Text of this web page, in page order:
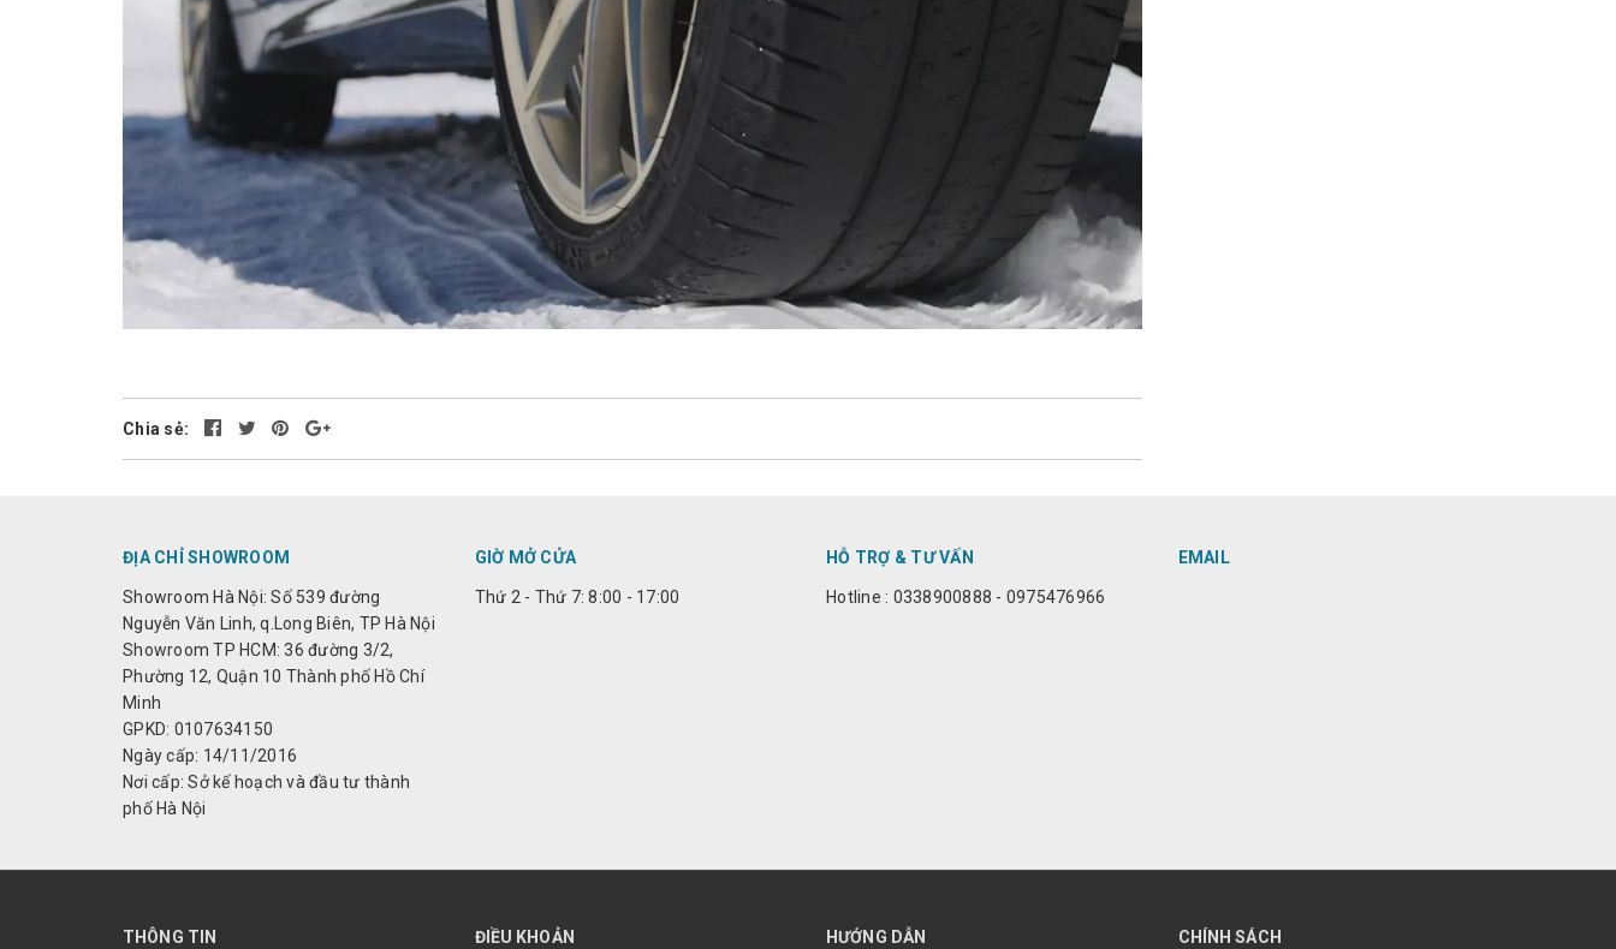
Chia sẻ:
ĐỊA CHỈ SHOWROOM
Showroom Hà Nội: Số 539 đường
Nguyễn Văn Linh, q.Long Biên, TP Hà Nội
Showroom TP HCM: 36 đường 3/2,
Phường 12, Quận 10 Thành phố Hồ Chí
Minh
GPKD: 0107634150
Ngày cấp: 14/11/2016
Nơi cấp: Sở kế hoạch và đầu tư thành
phố Hà Nội
GIỜ MỞ CỬA
Thứ 2 - Thứ 7: 8:00 - 17:00
HỖ TRỢ & TƯ VẤN
Hotline : 0338900888 - 0975476966
EMAIL
THÔNG TIN ĐIỀU KHOẢN HƯỚNG DẪN CHÍNH SÁCH